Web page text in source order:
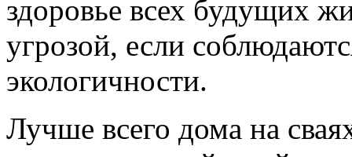
здоровье всех будущих
угрозой, если
экологичности.
Лучше всего дома на